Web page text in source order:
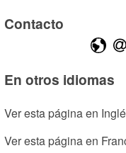
Contacto
En otros idiomas
Ver esta página en
Ver esta página en